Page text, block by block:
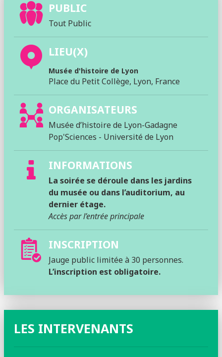
PUBLIC
Tout Public
LIEU(X)
Musée d'histoire de Lyon
Place du Petit Collège, Lyon, France
ORGANISATEURS
Musée d’histoire de Lyon-Gadagne
Pop'Sciences - Université de Lyon
INFORMATIONS
La soirée se déroule dans les jardins
du musée ou dans l’auditorium, au
dernier étage.
Accès par l’entrée principale
INSCRIPTION
Jauge public limitée à 30 personnes.
L’inscription est obligatoire.
LES INTERVENANTS